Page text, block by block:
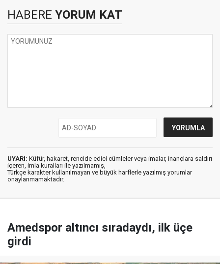
HABERE YORUM KAT
UYARI: Küfür, hakaret, rencide edici cümleler veya imalar, inançlara saldırı
içeren, imla kuralları ile yazılmamış,
Türkçe karakter kullanılmayan ve büyük harflerle yazılmış yorumlar
onaylanmamaktadır.
Amedspor altıncı sıradaydı, ilk üçe
girdi